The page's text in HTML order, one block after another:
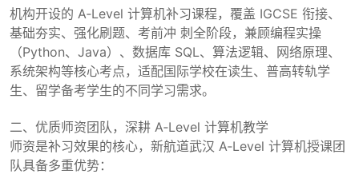
机构开设的 A‑Level 计算机补习课程，覆盖 IGCSE 衔接、
基础夯实、强化刷题、考前冲 刺全阶段，兼顾编程实操
（Python、Java）、数据库 SQL、算法逻辑、网络原理、
系统架构等核心考点，适配国际学校在读生、普高转轨学
生、留学备考学生的不同学习需求。
二、优质师资团队，深耕 A‑Level 计算机教学
师资是补习效果的核心，新航道武汉 A‑Level 计算机授课团
队具备多重优势：